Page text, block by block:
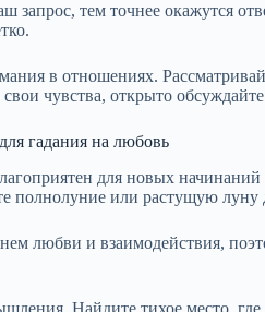
запрос, тем точнее окажутся
в отношениях.
чувства, открыто
гадания на любовь
для новых
полнолуние или растущую луну
любви и взаимодействия,
Найдите тихое место,